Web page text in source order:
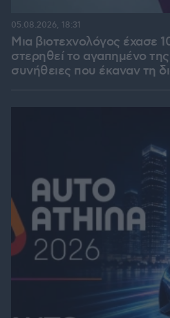
Μια βιοτεχνολόγος έχασε
στερηθεί το αγαπημένο
συνήθειες που έκαναν τη
05.08.2026, 18:31